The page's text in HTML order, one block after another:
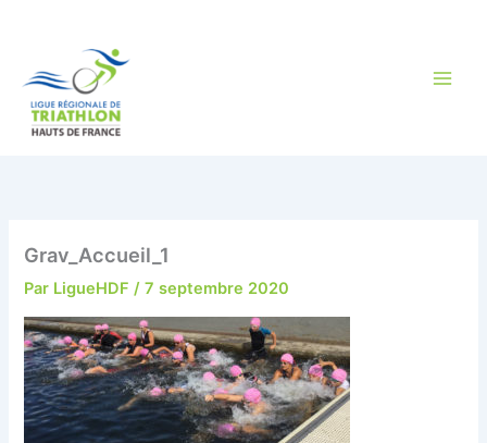
Grav_Accueil_1
Par LigueHDF/7 septembre 2020